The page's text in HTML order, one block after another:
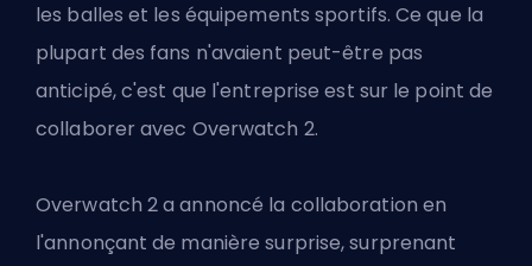
les balles et les équipements sportifs. Ce que la
plupart des fans n'avaient peut-être pas
anticipé, c'est que l'entreprise est sur le point de
collaborer avec Overwatch 2.
Overwatch 2 a annoncé la collaboration en
l'annonçant de manière surprise, surprenant